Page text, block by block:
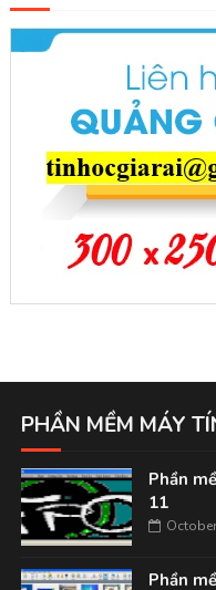
PHẦN MỀM MÁY
Phần
11
Phần